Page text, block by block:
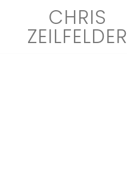
CHRIS
ZEILFELDER